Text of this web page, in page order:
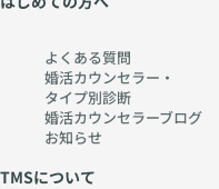
よくある質問
婚活カウンセラー・
タイプ別診断
婚活カウンセラーブログ
お知らせ
TMSについて